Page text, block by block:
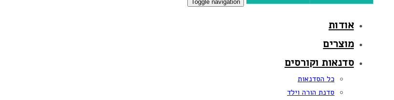
Toggle navigation
אודות
מוצרים
סדנאות וקורסים
כל הסדנאות
סדנת הורה וילד